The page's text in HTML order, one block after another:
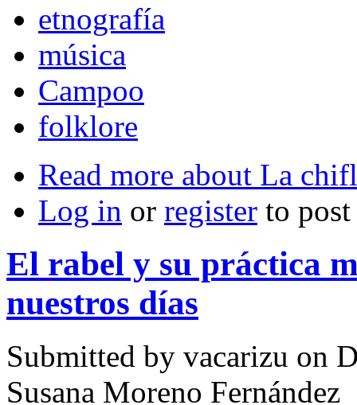
etnografía
música
Campoo
folklore
Read more about La
Log in or register to
El rabel y su práctica
nuestros días
Submitted by vacarizu on
Susana Moreno Fernández